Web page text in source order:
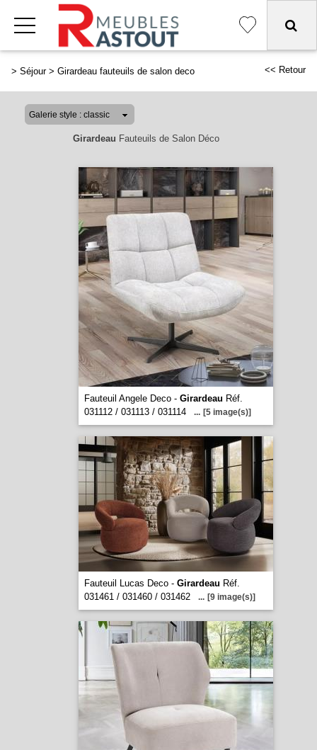
> Séjour> Girardeau fauteuils de salon deco << Retour
Girardeau Fauteuils de Salon Déco
Fauteuil Angele Deco - Girardeau Réf.
031112 / 031113 / 031114
... [5 image(s)]
Fauteuil Lucas Deco - Girardeau Réf.
031461 / 031460 / 031462
... [9 image(s)]